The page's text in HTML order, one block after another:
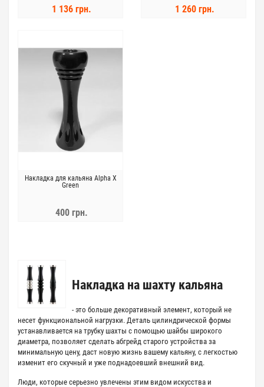
1 136 грн. 1 260 грн.
Накладка для кальяна Аlpha Х
Green
400 грн.
Накладка на шахту кальяна
- это больше декоративный элемент, который не
несет функциональной нагрузки. Деталь цилиндрической формы
устанавливается на трубку шахты с помощью шайбы широкого
диаметра, позволяет сделать абгрейд старого устройства за
минимальную цену, даст новую жизнь вашему кальяну, с легкостью
изменит его скучный и уже поднадоевший внешний вид.
Люди, которые серьезно увлечены этим видом искусства и